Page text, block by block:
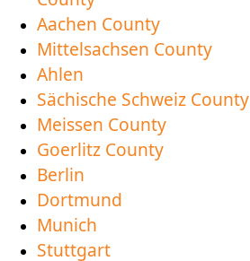
Aachen County
Mittelsachsen County
Ahlen
Sächische Schweiz County
Meissen County
Goerlitz County
Berlin
Dortmund
Munich
Stuttgart